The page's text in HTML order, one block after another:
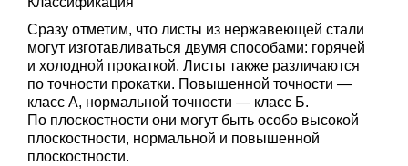
Сразу отметим, что листы из нержавеющей стали
могут изготавливаться двумя способами: горячей
и холодной прокаткой. Листы также различаются
по точности прокатки. Повышенной точности —
класс А, нормальной точности — класс Б.
По плоскостности они могут быть особо высокой
плоскостности, нормальной и повышенной
плоскостности.